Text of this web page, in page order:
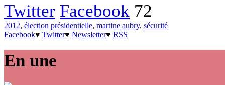
Twitter Facebook 72
2012, élection présidentielle, martine aubry, sécurité
Facebook♥ Twitter♥ Newsletter♥ RSS
En une